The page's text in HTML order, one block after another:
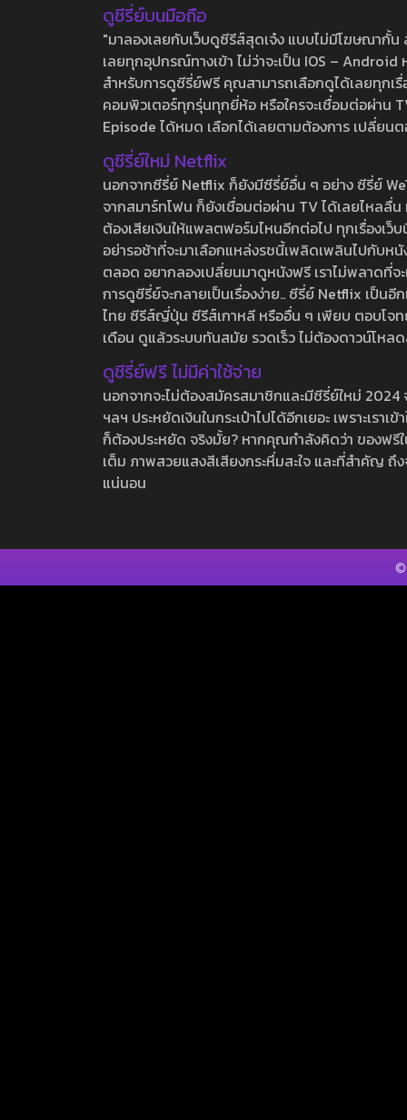
ดูซีรี่ย์บนมือถือ
"มาลองเลยกับเว็บดูซีรีส์สุดเจ๋ง แบบไม่มีโฆษณากั้
เลยทุกอุปกรณ์ทางเข้า ไม่ว่าจะเป็น IOS –
สำหรับการดูซีรี่ย์ฟรี คุณสามารถเลือกดูได้เลยทุกเ
คอมพิวเตอร์ทุกรุ่นทุกยี่ห้อ หรือใครจะเชื่อมต่อผ่าน
Episode ได้หมด เลือกได้เลยตามต้องการ เปลี่ยน
ดูซีรี่ย์ใหม่ Netflix
นอกจากซีรี่ย์ Netflix ก็ยังมีซีรี่ย์อื่น ๆ อย่าง ซีรี่ย์
จากสมาร์ทโฟน ก็ยังเชื่อมต่อผ่าน TV ได้เลยไหลลื่
ต้องเสียเงินให้แพลตฟอร์มไหนอีกต่อไป ทุกเรื่องเว็
อย่ารอช้าที่จะมาเลือกแหล่งรชนี้เพลิดเพลินไปกับห
ตลอด อยากลองเปลี่ยนมาดูหนังฟรี เราไม่พลาดที่
การดูซีรี่ย์จะกลายเป็นเรื่องง่าย.. ซีรี่ย์ Netflix เป็น
ไทย ซีรีส์ญี่ปุ่น ซีรีส์เกาหลี หรืออื่น ๆ เพียบ ตอบโจท
เดือน ดูแล้วระบบทันสมัย รวดเร็ว ไม่ต้องดาวน์โห
ดูซีรี่ย์ฟรี ไม่มีค่าใช้จ่าย
นอกจากจะไม่ต้องสมัครสมาชิกและมีซีรี่ย์ใหม่
ฯลฯ ประหยัดเงินในกระเป๋าไปได้อีกเยอะ เพราะเร
ก็ต้องประหยัด จริงมั้ย? หากคุณกำลังคิดว่า ของฟ
เต็ม ภาพสวยแสงสีเสียงกระหึ่มสะใจ และที่สำคัญ
แน่นอน
©